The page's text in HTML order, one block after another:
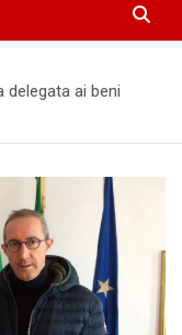
delegata ai beni